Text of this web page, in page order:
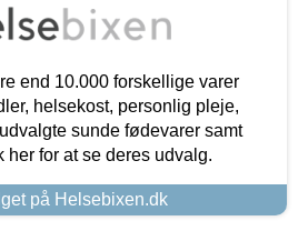
end 10.000 forskellige varer
helsekost, personlig pleje,
sunde fødevarer samt
her for at se deres udvalg.
på Helsebixen.dk